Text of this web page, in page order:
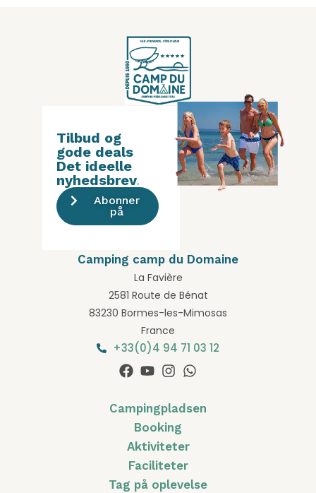
Camping camp du Domaine
La Favière
2581 Route de Bénat
83230 Bormes-les-Mimosas
France
+33(0)4 94 71 03 12
Tilbud og
gode deals
Det ideelle
nyhedsbrev.
Abonner
på
Campingpladsen
Booking
Aktiviteter
Faciliteter
Tag på oplevelse